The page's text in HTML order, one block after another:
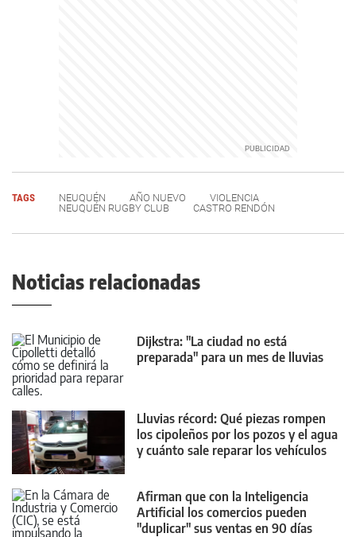
TAGS NEUQUÉN AÑO NUEVO
VIOLENCIA
NEUQUÉN RUGBY CLUB
CASTRO RENDÓN
Noticias relacionadas
Dijkstra: "La ciudad no está
preparada" para un mes de lluvias
Lluvias récord: Qué piezas rompen
los cipoleños por los pozos y el agua
y cuánto sale reparar los vehículos
Afirman que con la Inteligencia
Artificial los comercios pueden
"duplicar" sus ventas en 90 días